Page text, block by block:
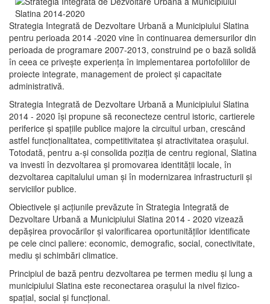
Strategia Integrată de Dezvoltare Urbană a Municipiului Slatina
pentru perioada 2014 -2020 vine în continuarea demersurilor din
perioada de programare 2007-2013, construind pe o bază solidă
în ceea ce priveşte experienţa în implementarea portofoliilor de
proiecte integrate, management de proiect și capacitate
administrativă.
Strategia Integrată de Dezvoltare Urbană a Municipiului Slatina
2014 - 2020 își propune să reconecteze centrul istoric, cartierele
periferice şi spaţiile publice majore la circuitul urban, crescând
astfel funcţionalitatea, competitivitatea şi atractivitatea oraşului.
Totodată, pentru a-şi consolida poziţia de centru regional, Slatina
va investi în dezvoltarea şi promovarea identităţii locale, în
dezvoltarea capitalului uman şi în modernizarea infrastructurii şi
serviciilor publice.
Obiectivele şi acţiunile prevăzute în Strategia Integrată de
Dezvoltare Urbană a Municipiului Slatina 2014 - 2020 vizează
depășirea provocărilor şi valorificarea oportunităţilor identificate
pe cele cinci paliere: economic, demografic, social, conectivitate,
mediu şi schimbări climatice.
Principiul de bază pentru dezvoltarea pe termen mediu şi lung a
municipiului Slatina este reconectarea oraşului la nivel fizico-
spaţial, social şi funcţional.